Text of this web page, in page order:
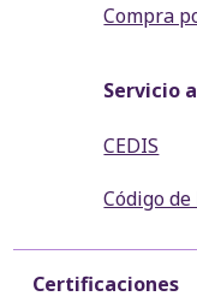
Compra
Servicio
CEDIS
Código
Certificaciones